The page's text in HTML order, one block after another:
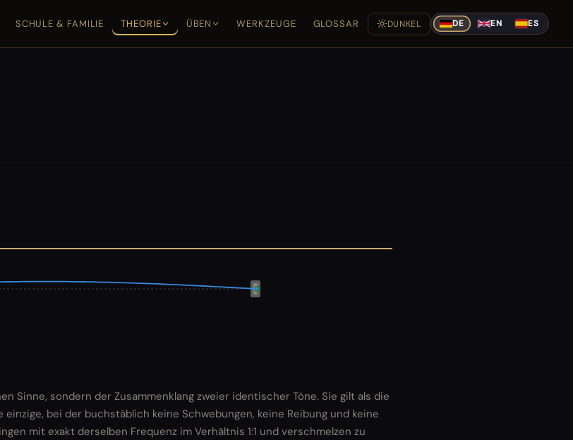
SCHULE & FAMILIE THEORIE ÜBEN WERKZEUGE GLOSSAR DUNKEL DE EN ES
Sinne, sondern der Zusammenklang zweier identischer Töne. Sie gilt als die
bei der buchstäblich keine Schwebungen, keine Reibung und keine
mit exakt derselben Frequenz im Verhältnis 1:1 und verschmelzen zu